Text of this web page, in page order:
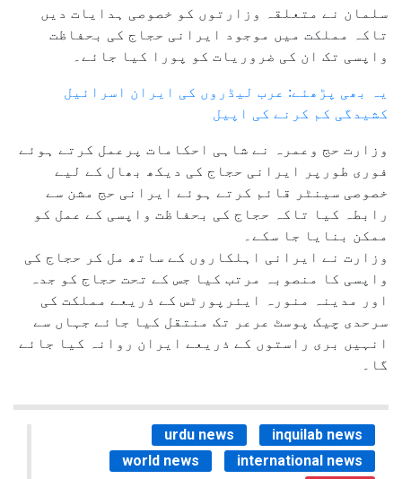
سلمان نے متعلقہ وزارتوں کو خصوصی ہدایات دیں
تاکہ مملکت میں موجود ایرانی حجاج کی بحفاظت
واپسی تک ان کی ضروریات کو پورا کیا جائے۔
یہ بھی پڑھئے: عرب لیڈروں کی ایران اسرائیل
کشیدگی کم کرنے کی اپیل
وزارت حج وعمرہ نے شاہی احکامات پرعمل کرتے ہوئے
فوری طورپر ایرانی حجاج کی دیکھ بھال کے لیے
خصوصی سینٹر قائم کرتے ہوئے ایرانی حج مشن سے
رابطہ کیا تاکہ حجاج کی بحفاظت واپسی کے عمل کو
ممکن بنایا جا سکے۔
وزارت نے ایرانی اہلکاروں کے ساتھ مل کر حجاج کی
واپسی کا منصوبہ مرتب کیا جس کے تحت حجاج کو جدہ
اور مدینہ منورہ ایئرپورٹس کے ذریعے مملکت کی
سرحدی چیک پوسٹ عرعر تک منتقل کیا جائے جہاں سے
انہیں بری راستوں کے ذریعے ایران روانہ کیا جائے
گا۔
urdu news
inquilab news
world news
international news